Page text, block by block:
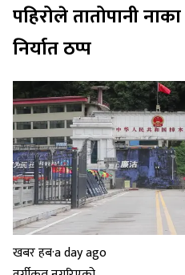
पहिरोले तातोपानी
निर्यात ठप्प
खबर हब·a day ago